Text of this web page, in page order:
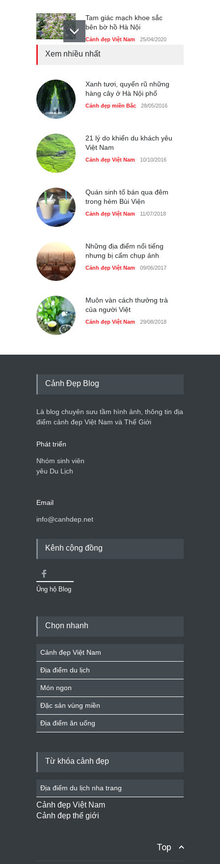
Tam giác mạch khoe sắc
bên bờ hồ Hà Nội
Cảnh đẹp Việt Nam 25/04/2020
Cảnh đẹp Việt Nam 24/04/2020
Những món ăn đồng quê
Xem nhiều nhất
Xanh tươi, quyến rũ những
hàng cây ở Hà Nội phố
Cảnh đẹp miền Bắc 28/05/2016
21 lý do khiến du khách yêu
Việt Nam
Cảnh đẹp Việt Nam 10/10/2016
Quán sinh tố bán qua đêm
trong hẻm Bùi Viện
Cảnh đẹp Việt Nam 11/07/2018
Những địa điểm nổi tiếng
nhưng bị cấm chụp ảnh
Cảnh đẹp Việt Nam 09/06/2017
Muôn vàn cách thưởng trà
của người Việt
Cảnh đẹp Việt Nam 29/08/2018
Cảnh Đẹp Blog
Là blog chuyên sưu tầm hình ảnh, thông tin địa
điểm cảnh đẹp Việt Nam và Thế Giới
Phát triển
Nhóm sinh viên
yêu Du Lịch
Email
info@canhdep.net
Kênh cộng đồng
Ủng hộ Blog
Chọn nhanh
Cảnh đẹp Việt Nam
Địa điểm du lịch
Món ngon
Đặc sản vùng miền
Địa điểm ăn uống
Từ khóa cảnh đẹp
Địa điểm du lịch nha trang
Cảnh đẹp Việt Nam
Cảnh đẹp thế giới
Top